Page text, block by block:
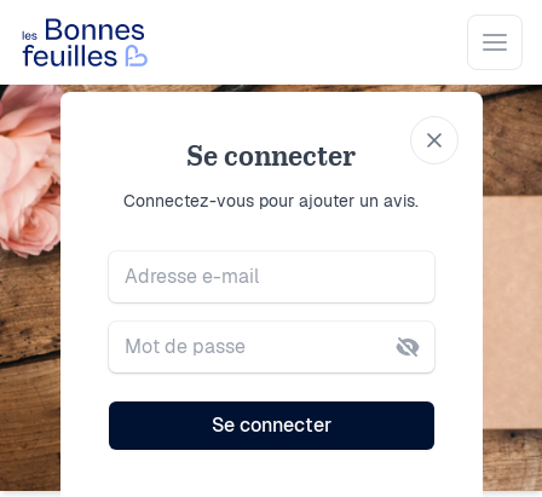
Les Bonnes Feuilles
Se connecter
Connectez-vous pour ajouter un avis.
Se connecter
Se connecter